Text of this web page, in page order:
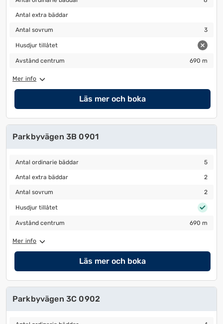
Antal extra bäddar
Antal extra bäddar
Antal sovrum
Antal sovrum 3
Husdjur tillåtet
Husdjur tillåtet
Avstånd centrum
Avstånd centrum 690 m
Mer info
Läs mer och boka
Parkbyvägen 3B 0901
Antal ordinarie bäddar
Antal ordinarie bäddar 5
Antal extra bäddar
Antal extra bäddar 2
Antal sovrum
Antal sovrum 2
Husdjur tillåtet
Husdjur tillåtet
Avstånd centrum
Avstånd centrum 690 m
Mer info
Läs mer och boka
Parkbyvägen 3C 0902